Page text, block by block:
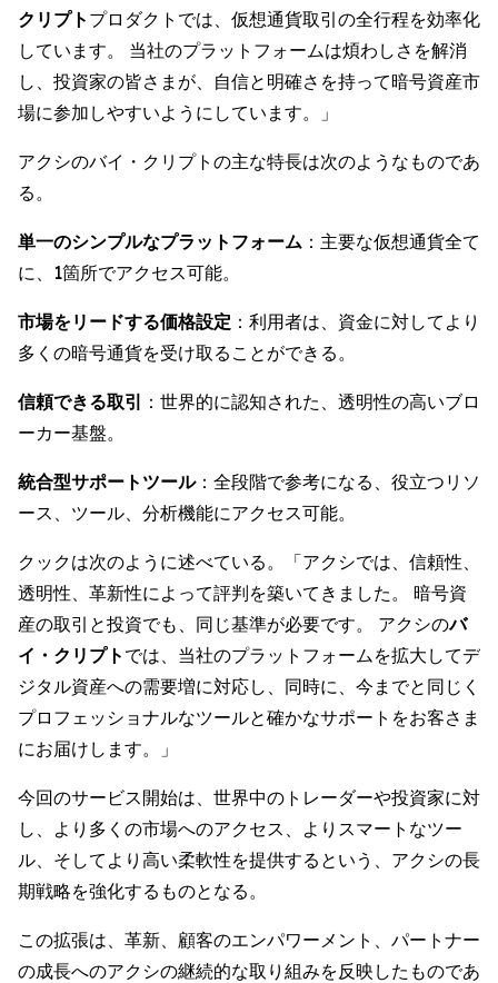
クリプト プロダクトでは、仮想通貨取引の全行程を効率化
しています。 当社のプラットフォームは煩わしさを解消
し、投資家の皆さまが、自信と明確さを持って暗号資産市
場に参加しやすいようにしています。」
アクシのバイ・クリプトの主な特長は次のようなものであ
る。
単一のシンプルなプラットフォーム ：主要な仮想通貨全て
に、1箇所でアクセス可能。
市場をリードする価格設定 ：利用者は、資金に対してより
多くの暗号通貨を受け取ることができる。
信頼できる取引
：世界的に認知された、透明性の高いブロ
ーカー基盤。
統合型サポートツール：全段階で参考になる、役立つリソ
ース、ツール、分析機能にアクセス可能。
クックは次のように述べている。「アクシでは、信頼性、
透明性、革新性によって評判を築いてきました。 暗号資
産の取引と投資でも、同じ基準が必要です。 アクシのバ
イ・クリプト では、当社のプラットフォームを拡大してデ
ジタル資産への需要増に対応し、同時に、今までと同じく
プロフェッショナルなツールと確かなサポートをお客さま
にお届けします。」
今回のサービス開始は、世界中のトレーダーや投資家に対
し、より多くの市場へのアクセス、よりスマートなツー
ル、そしてより高い柔軟性を提供するという、アクシの長
期戦略を強化するものとなる。
この拡張は、革新、顧客のエンパワーメント、パートナー
の成長へのアクシの継続的な取り組みを反映したものであ